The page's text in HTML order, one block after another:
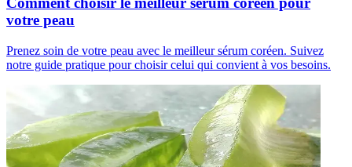
votre peau
Prenez soin de votre peau avec le meilleur sérum coréen. Suivez
notre guide pratique pour choisir celui qui convient à vos besoins.